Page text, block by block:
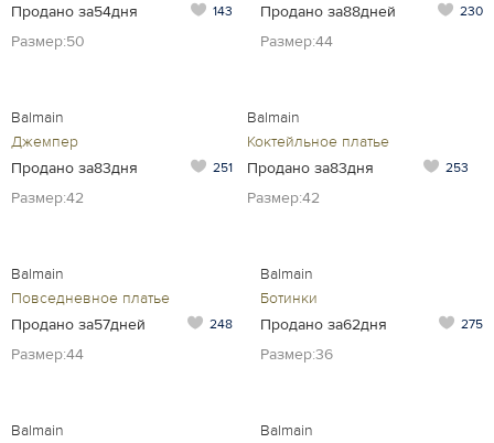
Продано за54дня
143
Размер:50
Продано за88дней
230
Размер:44
Balmain
Джемпер
Продано за83дня
251
Размер:42
Balmain
Коктейльное платье
Продано за83дня
253
Размер:42
Balmain
Повседневное платье
Продано за57дней
248
Размер:44
Balmain
Ботинки
Продано за62дня
275
Размер:36
Balmain
Balmain